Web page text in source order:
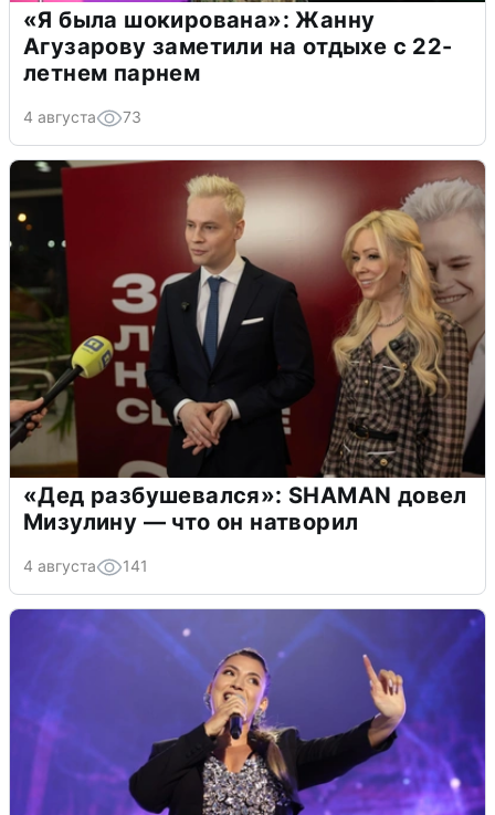
«Я была шокирована»: Жанну
Агузарову заметили на отдыхе с 22-
летнем парнем
4 августа 73
«Дед разбушевался»: SHAMAN довел
Мизулину — что он натворил
4 августа 141